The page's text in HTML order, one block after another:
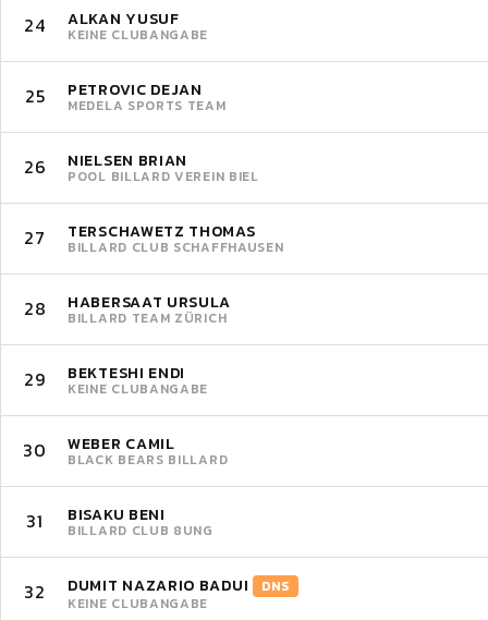
24 ALKAN YUSUF
KEINE CLUBANGABE
25 PETROVIC DEJAN
MEDELA SPORTS TEAM
26 NIELSEN BRIAN
POOL BILLARD VEREIN BIEL
27 TERSCHAWETZ THOMAS
BILLARD CLUB SCHAFFHAUSEN
28 HABERSAAT URSULA
BILLARD TEAM ZÜRICH
29 BEKTESHI ENDI
KEINE CLUBANGABE
30 WEBER CAMIL
BLACK BEARS BILLARD
31 BISAKU BENI
BILLARD CLUB 8UNG
32 DUMIT NAZARIO BADUI
DNS
KEINE CLUBANGABE